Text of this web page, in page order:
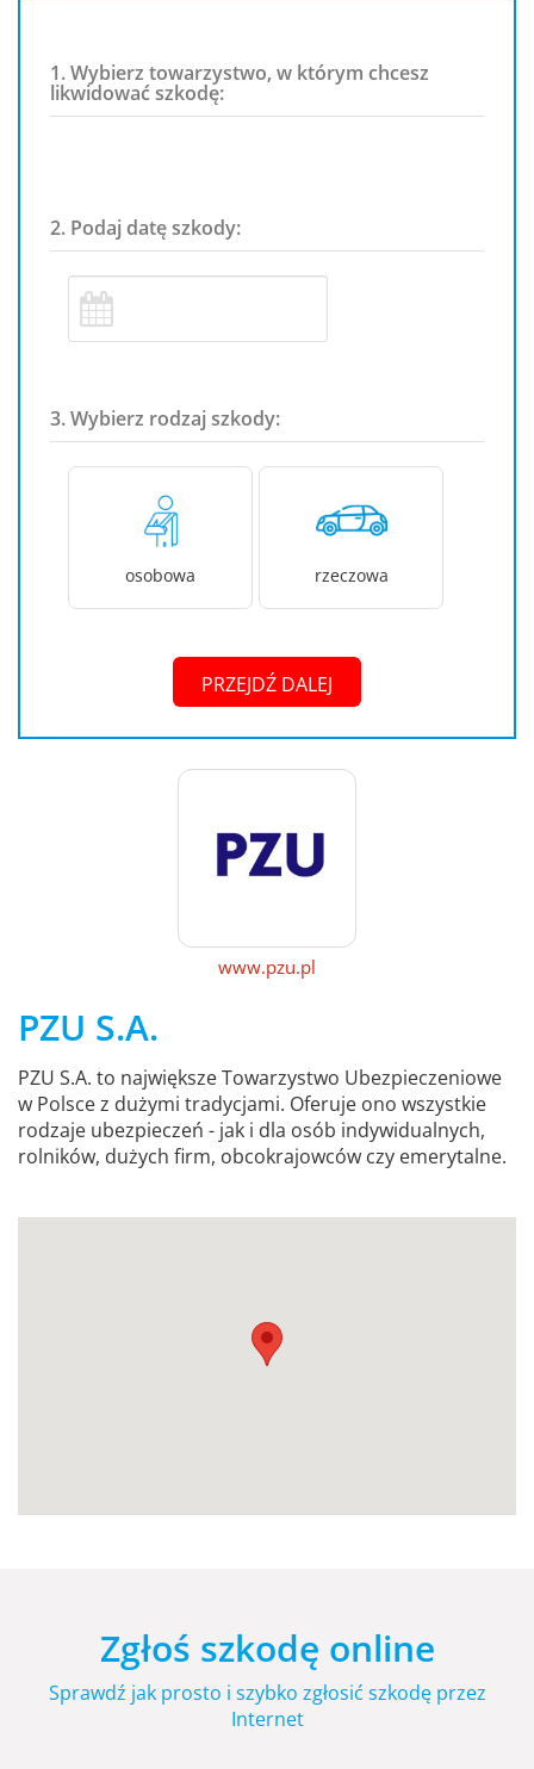
1. Wybierz towarzystwo, w którym chcesz
likwidować szkodę:
2. Podaj datę szkody:
3. Wybierz rodzaj szkody:
osobowa rzeczowa
PRZEJDŹ DALEJ
www.pzu.pl
PZU S.A.
PZU S.A. to największe Towarzystwo Ubezpieczeniowe
w Polsce z dużymi tradycjami. Oferuje ono wszystkie
rodzaje ubezpieczeń - jak i dla osób indywidualnych,
rolników, dużych firm, obcokrajowców czy emerytalne.
Zgłoś szkodę online
Sprawdź jak prosto i szybko zgłosić szkodę przez
Internet